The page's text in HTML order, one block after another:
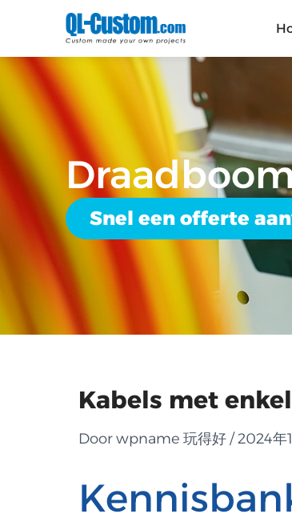
Snel een offerte
Kabels met
Door wpname 玩得好 / 2024年